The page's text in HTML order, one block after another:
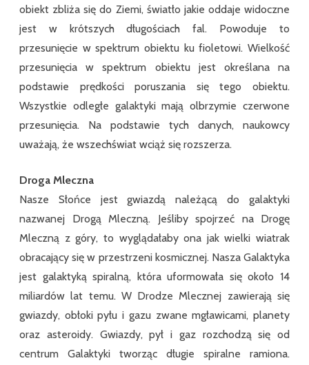
obiekt zbliża się do Ziemi, światło jakie oddaje widoczne
jest w krótszych długościach fal. Powoduje to
przesunięcie w spektrum obiektu ku fioletowi. Wielkość
przesunięcia w spektrum obiektu jest określana na
podstawie prędkości poruszania się tego obiektu.
Wszystkie odległe galaktyki mają olbrzymie czerwone
przesunięcia. Na podstawie tych danych, naukowcy
uważają, że wszechświat wciąż się rozszerza.
Droga Mleczna
Nasze Słońce jest gwiazdą należącą do galaktyki
nazwanej Drogą Mleczną. Jeśliby spojrzeć na Drogę
Mleczną z góry, to wyglądałaby ona jak wielki wiatrak
obracający się w przestrzeni kosmicznej. Nasza Galaktyka
jest galaktyką spiralną, która uformowała się około 14
miliardów lat temu. W Drodze Mlecznej zawierają się
gwiazdy, obłoki pyłu i gazu zwane mgławicami, planety
oraz asteroidy. Gwiazdy, pył i gaz rozchodzą się od
centrum Galaktyki tworząc długie spiralne ramiona.